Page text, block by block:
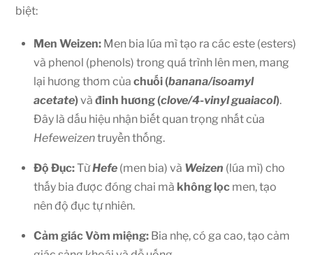
biệt:
Men Weizen: Men bia lúa mì tạo ra các este (esters)
và phenol (phenols) trong quá trình lên men, mang
lại hương thơm của chuối (banana/isoamyl
acetate)và đinh hương (clove/4-vinyl guaiacol).
Đây là dấu hiệu nhận biết quan trọng nhất của
Hefeweizentruyền thống.
Độ Đục:TừHefe (men bia) và Weizen (lúa mì) cho
thấy bia được đóng chai mà không lọc men, tạo
nên độ đục tự nhiên.
Cảm giác Vòm miệng: Bia nhẹ, có ga cao, tạo cảm